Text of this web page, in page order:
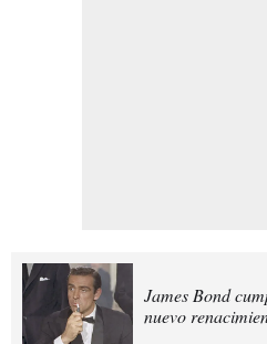
James Bond
nuevo